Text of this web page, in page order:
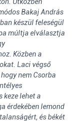
Bakaj András
készül feleségül
múltja elválasztja
Közben a
Laci végső
nem Csorba
lehet a
érdekében lemond
és békét